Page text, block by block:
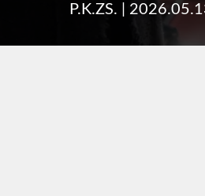
P.K.ZS.